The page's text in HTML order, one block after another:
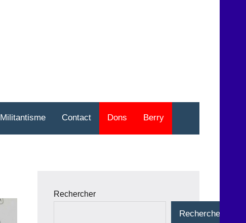
Militantisme Contact Dons Berry
Rechercher
Rechercher